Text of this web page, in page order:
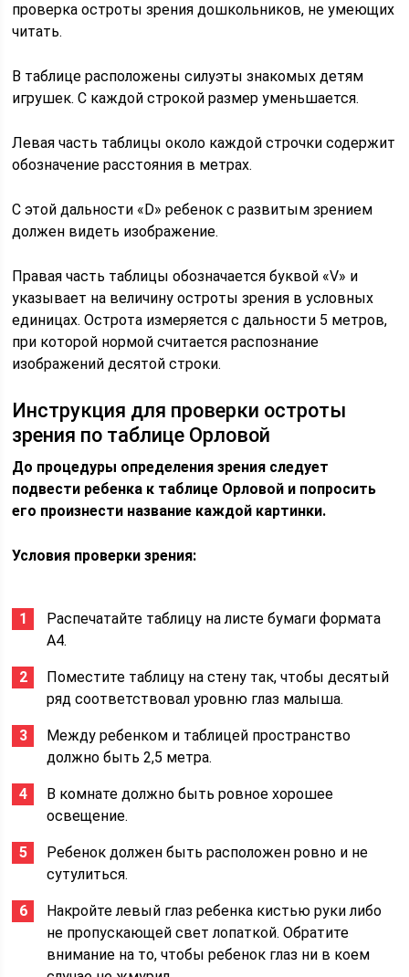
проверка остроты зрения дошкольников, не умеющих
читать.
В таблице расположены силуэты знакомых детям
игрушек. С каждой строкой размер уменьшается.
Левая часть таблицы около каждой строчки содержит
обозначение расстояния в метрах.
С этой дальности «D» ребенок с развитым зрением
должен видеть изображение.
Правая часть таблицы обозначается буквой «V» и
указывает на величину остроты зрения в условных
единицах. Острота измеряется с дальности 5 метров,
при которой нормой считается распознание
изображений десятой строки.
Инструкция для проверки остроты
зрения по таблице Орловой
До процедуры определения зрения следует
подвести ребенка к таблице Орловой и попросить
его произнести название каждой картинки.
Условия проверки зрения:
Распечатайте таблицу на листе бумаги формата
А4.
Поместите таблицу на стену так, чтобы десятый
ряд соответствовал уровню глаз малыша.
Между ребенком и таблицей пространство
должно быть 2,5 метра.
В комнате должно быть ровное хорошее
освещение.
Ребенок должен быть расположен ровно и не
сутулиться.
Накройте левый глаз ребенка кистью руки либо
не пропускающей свет лопаткой. Обратите
внимание на то, чтобы ребенок глаз ни в коем